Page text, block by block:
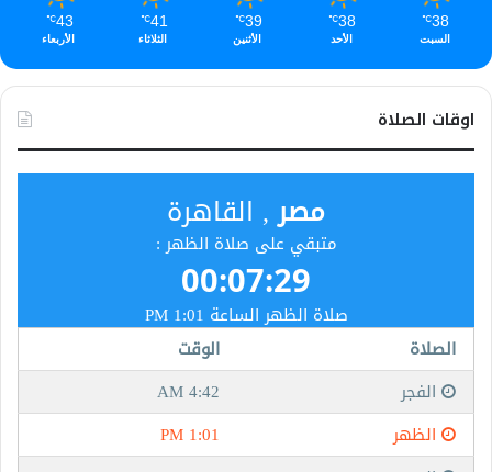
38
℃
السبت
38
℃
الأحد
39
℃
الأثنين
41
℃
الثلاثاء
43
℃
الأربعاء
اوقات الصلاة